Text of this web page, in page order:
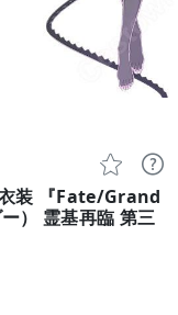
 
装 『Fate/Grand
） 霊基再臨 第三